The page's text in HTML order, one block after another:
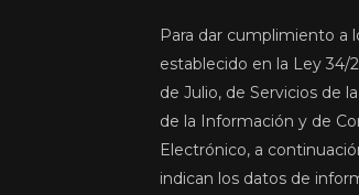
Para dar cumplimiento a
establecido en la Ley 34/
de Julio, de Servicios de
de la Información y de
Electrónico, a
indican los datos de